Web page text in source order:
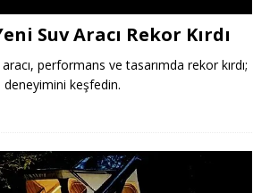
Suv Aracı Rekor Kırdı
performans ve tasarımda rekor kırdı;
keşfedin.